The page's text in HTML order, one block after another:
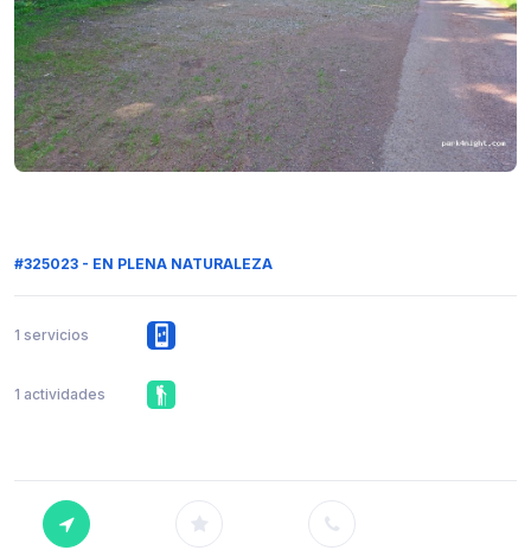
#325023 - EN PLENA NATURALEZA
1 servicios
1 actividades